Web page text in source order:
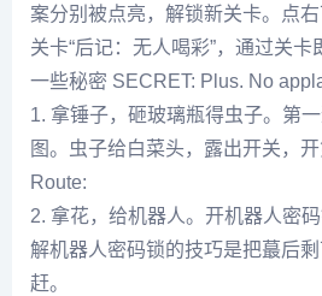
案分别被点亮，解锁新关卡。点
关卡“后记：无人喝彩”，通过关卡
一些秘密 SECRET: Plus. No
1. 拿锤子，砸玻璃瓶得虫子。第
图。虫子给白菜头，露出开关，开
Route:
2. 拿花，给机器人。开机器人密码
解机器人密码锁的技巧是把蕞后
赶。